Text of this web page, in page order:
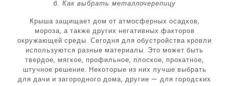
6. Как выбрать металлочерепицу
Крыша защищает дом от атмосферных осадков,
мороза, а также других негативных факторов
окружающей среды. Сегодня для обустройства кровли
используются разные материалы. Это может быть
твердое, мягкое, профильное, плоское, прокатное,
штучное решение. Некоторые из них лучше выбрать
для дачи и загородного дома, другие — для городских